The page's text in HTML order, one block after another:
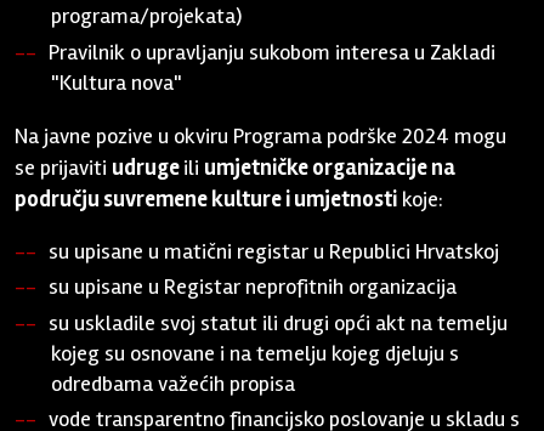
programa/projekata)
Pravilnik o upravljanju sukobom interesa u Zakladi
"Kultura nova"
Na javne pozive u okviru Programa podrške 2024 mogu
se prijaviti udrugeili umjetničke organizacije na
području suvremene kulture i umjetnosti koje:
su upisane u matični registar u Republici Hrvatskoj
su upisane u Registar neprofitnih organizacija
su uskladile svoj statut ili drugi opći akt na temelju
kojeg su osnovane i na temelju kojeg djeluju s
odredbama važećih propisa
vode transparentno financijsko poslovanje u skladu s